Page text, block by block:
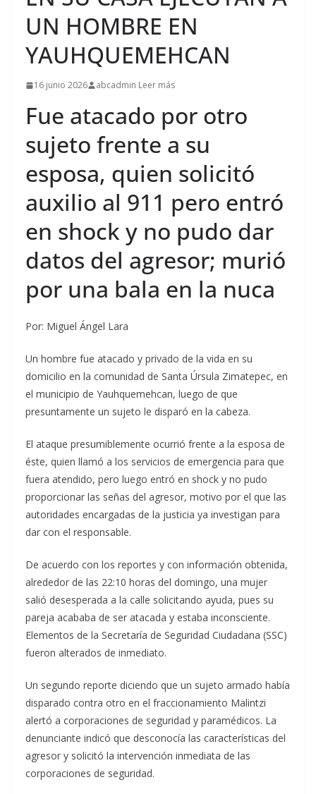
UN HOMBRE EN
YAUHQUEMEHCAN
16 junio 2026 abcadmin Leer más
Fue atacado por otro
sujeto frente a su
esposa, quien solicitó
auxilio al 911 pero entró
en shock y no pudo dar
datos del agresor; murió
por una bala en la nuca
Por: Miguel Ángel Lara
Un hombre fue atacado y privado de la vida en su
domicilio en la comunidad de Santa Úrsula Zimatepec, en
el municipio de Yauhquemehcan, luego de que
presuntamente un sujeto le disparó en la cabeza.
El ataque presumiblemente ocurrió frente a la esposa de
éste, quien llamó a los servicios de emergencia para que
fuera atendido, pero luego entró en shock y no pudo
proporcionar las señas del agresor, motivo por el que las
autoridades encargadas de la justicia ya investigan para
dar con el responsable.
De acuerdo con los reportes y con información obtenida,
alrededor de las 22:10 horas del domingo, una mujer
salió desesperada a la calle solicitando ayuda, pues su
pareja acababa de ser atacada y estaba inconsciente.
Elementos de la Secretaría de Seguridad Ciudadana (SSC)
fueron alterados de inmediato.
Un segundo reporte diciendo que un sujeto armado había
disparado contra otro en el fraccionamiento Malintzi
alertó a corporaciones de seguridad y paramédicos. La
denunciante indicó que desconocía las características del
agresor y solicitó la intervención inmediata de las
corporaciones de seguridad.